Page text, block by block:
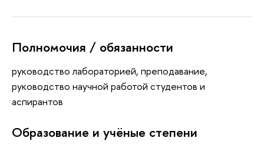
Полномочия / обязанности
руководство лабораторией, преподавание,
руководство научной работой студентов и
аспирантов
Oбразование и учёные степени